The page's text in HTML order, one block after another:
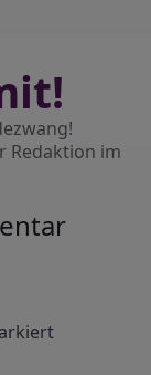
Redaktion im